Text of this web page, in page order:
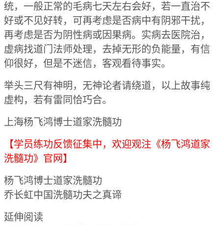
统，一般正常的毛病七天左右会好，若一直治不
好或不见好转，可再考虑是否病中有阴邪干扰，
再考虑是否为阴性病或因果病。实病去医院治，
虚病找道门法师处理，去掉无形的负能量，有信
仰很好，但是不迷信，客观看待事实。
举头三尺有神明，无神论者请绕道，以上故事纯
虚构，若有雷同恰巧合。
上海杨飞鸿博士道家洗髓功
【学员练功反馈征集中，欢迎观注《杨飞鸿道家
洗髓功》官网】
杨飞鸿博士道家洗髓功
乔长虹中国洗髓功夫之真谛
延伸阅读